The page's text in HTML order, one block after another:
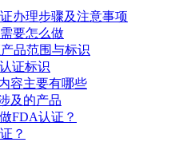
办理步骤及注意事项
要怎么做
品范围与标识
证标识
容主要有哪些
及的产品
FDA认证？
？